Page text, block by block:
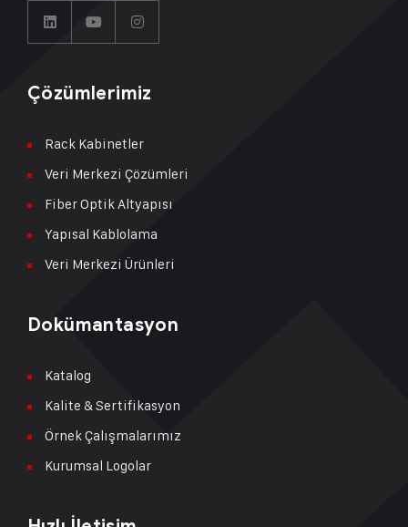
Çözümlerimiz
Rack Kabinetler
Veri Merkezi Çözümleri
Fiber Optik Altyapısı
Yapısal Kablolama
Veri Merkezi Ürünleri
Dokümantasyon
Katalog
Kalite & Sertifikasyon
Örnek Çalışmalarımız
Kurumsal Logolar